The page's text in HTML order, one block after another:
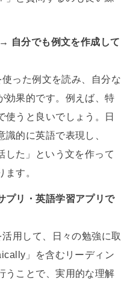
自分でも例文を作成して
った例文を読み、自分な
効果的です。例えば、特
使うと良いでしょう。日
的に英語で表現し、
した」という文を作って
す。
プリ・英語学習アプリで
用して、日々の勉強に取
」を含むリーディン
うことで、実用的な理解